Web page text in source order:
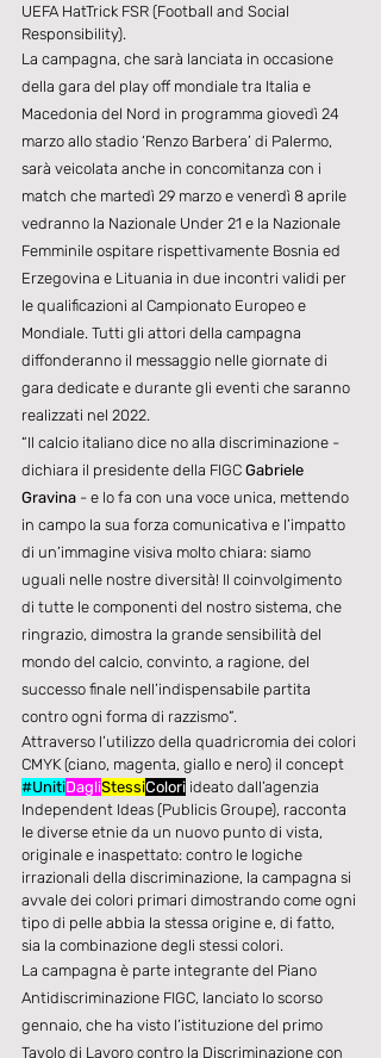
UEFA HatTrick FSR (Football and Social
Responsibility).
La campagna, che sarà lanciata in occasione
della gara del play off mondiale tra Italia e
Macedonia del Nord in programma giovedì 24
marzo allo stadio ‘Renzo Barbera’ di Palermo,
sarà veicolata anche in concomitanza con i
match che martedì 29 marzo e venerdì 8 aprile
vedranno la Nazionale Under 21 e la Nazionale
Femminile ospitare rispettivamente Bosnia ed
Erzegovina e Lituania in due incontri validi per
le qualificazioni al Campionato Europeo e
Mondiale. Tutti gli attori della campagna
diffonderanno il messaggio nelle giornate di
gara dedicate e durante gli eventi che saranno
realizzati nel 2022.
“Il calcio italiano dice no alla discriminazione -
dichiara il presidente della FIGC Gabriele
Gravina - e lo fa con una voce unica, mettendo
in campo la sua forza comunicativa e l’impatto
di un’immagine visiva molto chiara: siamo
uguali nelle nostre diversità! Il coinvolgimento
di tutte le componenti del nostro sistema, che
ringrazio, dimostra la grande sensibilità del
mondo del calcio, convinto, a ragione, del
successo finale nell’indispensabile partita
contro ogni forma di razzismo”.
Attraverso l’utilizzo della quadricromia dei colori
CMYK (ciano, magenta, giallo e nero) il concept
#UnitiDagliStessiColori ideato dall’agenzia
Independent Ideas (Publicis Groupe), racconta
le diverse etnie da un nuovo punto di vista,
originale e inaspettato: contro le logiche
irrazionali della discriminazione, la campagna si
avvale dei colori primari dimostrando come ogni
tipo di pelle abbia la stessa origine e, di fatto,
sia la combinazione degli stessi colori.
La campagna è parte integrante del Piano
Antidiscriminazione FIGC, lanciato lo scorso
gennaio, che ha visto l’istituzione del primo
Tavolo di Lavoro contro la Discriminazione con